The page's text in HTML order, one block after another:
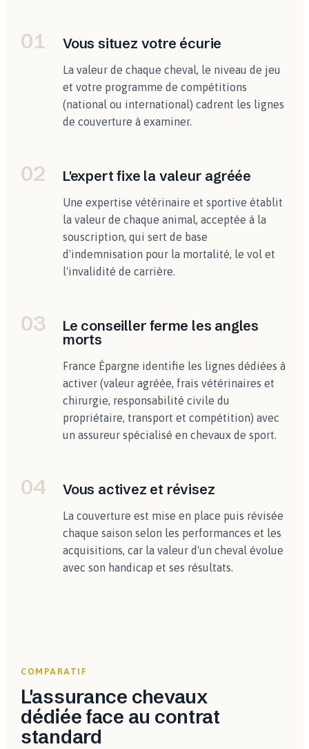
01 Vous situez votre écurie
La valeur de chaque cheval, le niveau de jeu
et votre programme de compétitions
(national ou international) cadrent les lignes
de couverture à examiner.
02 L'expert fixe la valeur agréée
Une expertise vétérinaire et sportive établit
la valeur de chaque animal, acceptée à la
souscription, qui sert de base
d'indemnisation pour la mortalité, le vol et
l'invalidité de carrière.
03
Le conseiller ferme les angles
morts
France Épargne identifie les lignes dédiées à
activer (valeur agréée, frais vétérinaires et
chirurgie, responsabilité civile du
propriétaire, transport et compétition) avec
un assureur spécialisé en chevaux de sport.
04 Vous activez et révisez
La couverture est mise en place puis révisée
chaque saison selon les performances et les
acquisitions, car la valeur d'un cheval évolue
avec son handicap et ses résultats.
COMPARATIF
L'assurance chevaux
dédiée face au contrat
standard